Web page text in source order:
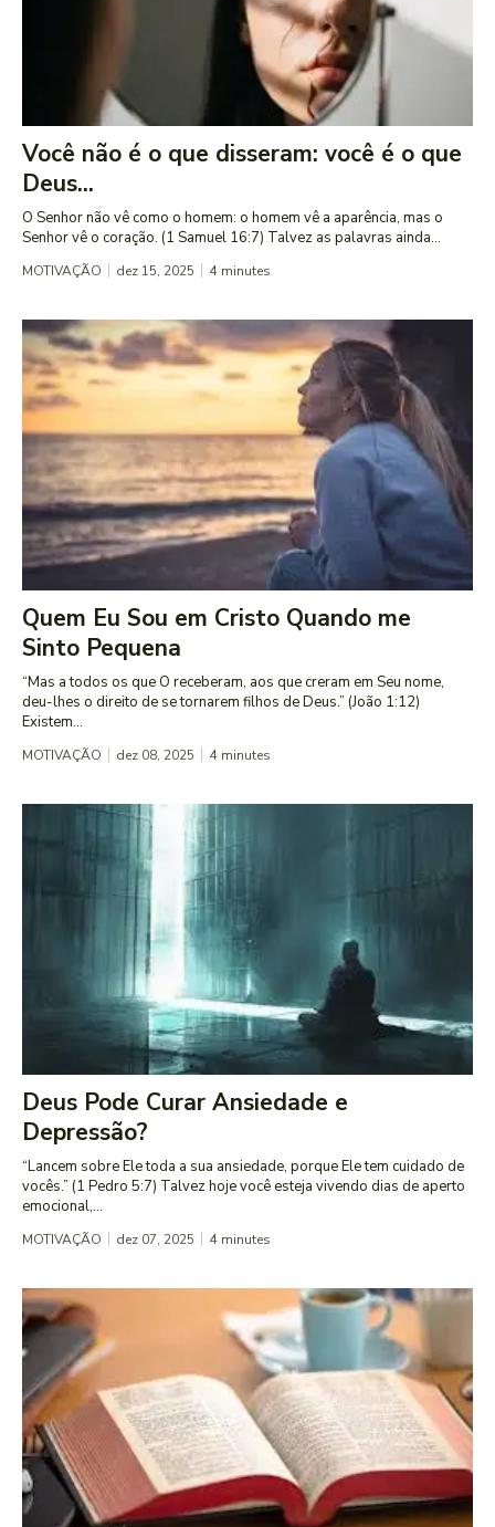
Você não é o que disseram: você é o que
Deus...
O Senhor não vê como o homem: o homem vê a aparência, mas o
Senhor vê o coração. (1 Samuel 16:7) Talvez as palavras ainda...
MOTIVAÇÃO dez 15, 2025 4 minutes
Quem Eu Sou em Cristo Quando me
Sinto Pequena
“Mas a todos os que O receberam, aos que creram em Seu nome,
deu-lhes o direito de se tornarem filhos de Deus.” (João 1:12)
Existem...
MOTIVAÇÃO dez 08, 2025 4 minutes
Deus Pode Curar Ansiedade e
Depressão?
“Lancem sobre Ele toda a sua ansiedade, porque Ele tem cuidado de
vocês.” (1 Pedro 5:7) Talvez hoje você esteja vivendo dias de aperto
emocional,...
MOTIVAÇÃO dez 07, 2025 4 minutes